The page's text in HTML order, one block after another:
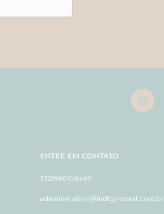
ENTRE EM CONTATO
5521966109449
administrativo@indigotrend.com.br